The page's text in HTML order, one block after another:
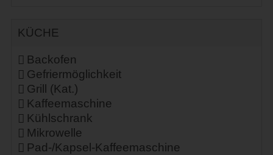
KÜCHE
Backofen
Gefriermöglichkeit
Grill (Kat.)
Kaffeemaschine
Kühlschrank
Mikrowelle
Pad-/Kapsel-Kaffeemaschine